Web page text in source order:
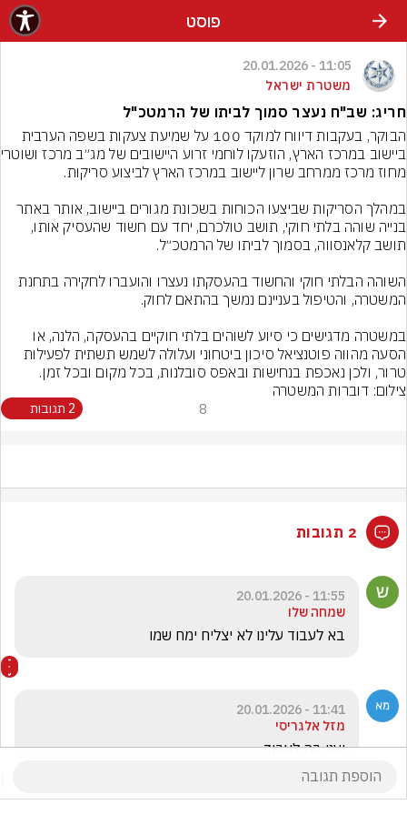
פוסט
11:05 - 20.01.2026
משטרת ישראל
חריג: שב"ח נעצר סמוך לביתו של הרמטכ"ל
במהלך הסריקות שביצעו הכוחות בשכונת מגורים ביישוב, אותר באתר
השוהה הבלתי חוקי והחשוד בהעסקתו נעצרו והועברו לחקירה בתחנת
הסעה מהווה פוטנציאל סיכון ביטחוני ועלולה לשמש תשתית לפעילות
טרור, ולכן נאכפת בנחישות ובאפס סובלנות, בכל מקום ובכל זמן.
צילום: דוברות המשטרה
8 2 תגובות
2 תגובות
11:55 - 20.01.2026
שמחה שלו
בא לעבוד עלינו לא יצליח ימח שמו
11:41 - 20.01.2026
מזל אלגריסי
יעני בה לעבוד